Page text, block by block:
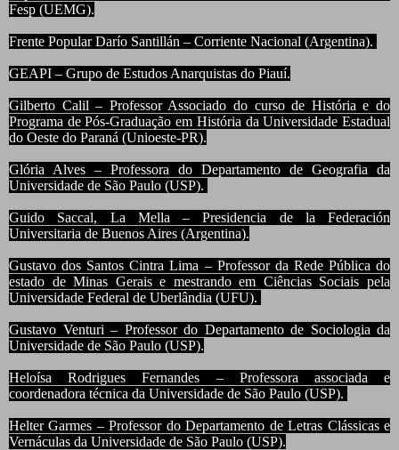
Fesp (UEMG).
Frente Popular Darío Santillán – Corriente Nacional (Argentina).
GEAPI – Grupo de Estudos Anarquistas do Piauí.
Gilberto Calil – Professor Associado do curso de História e do
Programa de Pós-Graduação em História da Universidade Estadual
do Oeste do Paraná (Unioeste-PR).
Glória Alves – Professora do Departamento de Geografia da
Universidade de São Paulo (USP).
Guido Saccal, La Mella – Presidencia de la Federación
Universitaria de Buenos Aires (Argentina).
Gustavo dos Santos Cintra Lima – Professor da Rede Pública do
estado de Minas Gerais e mestrando em Ciências Sociais pela
Universidade Federal de Uberlândia (UFU).
Gustavo Venturi – Professor do Departamento de Sociologia da
Universidade de São Paulo (USP).
Heloísa Rodrigues Fernandes – Professora associada e
coordenadora técnica da Universidade de São Paulo (USP).
Helter Garmes – Professor do Departamento de Letras Clássicas e
Vernáculas da Universidade de São Paulo (USP).